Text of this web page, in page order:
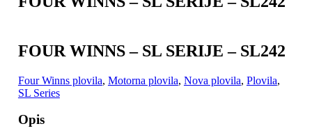
FOUR WINNS – SL SERIJE – SL242
Four Winns plovila, Motorna plovila, Nova plovila, Plovila,
SL Series
Opis